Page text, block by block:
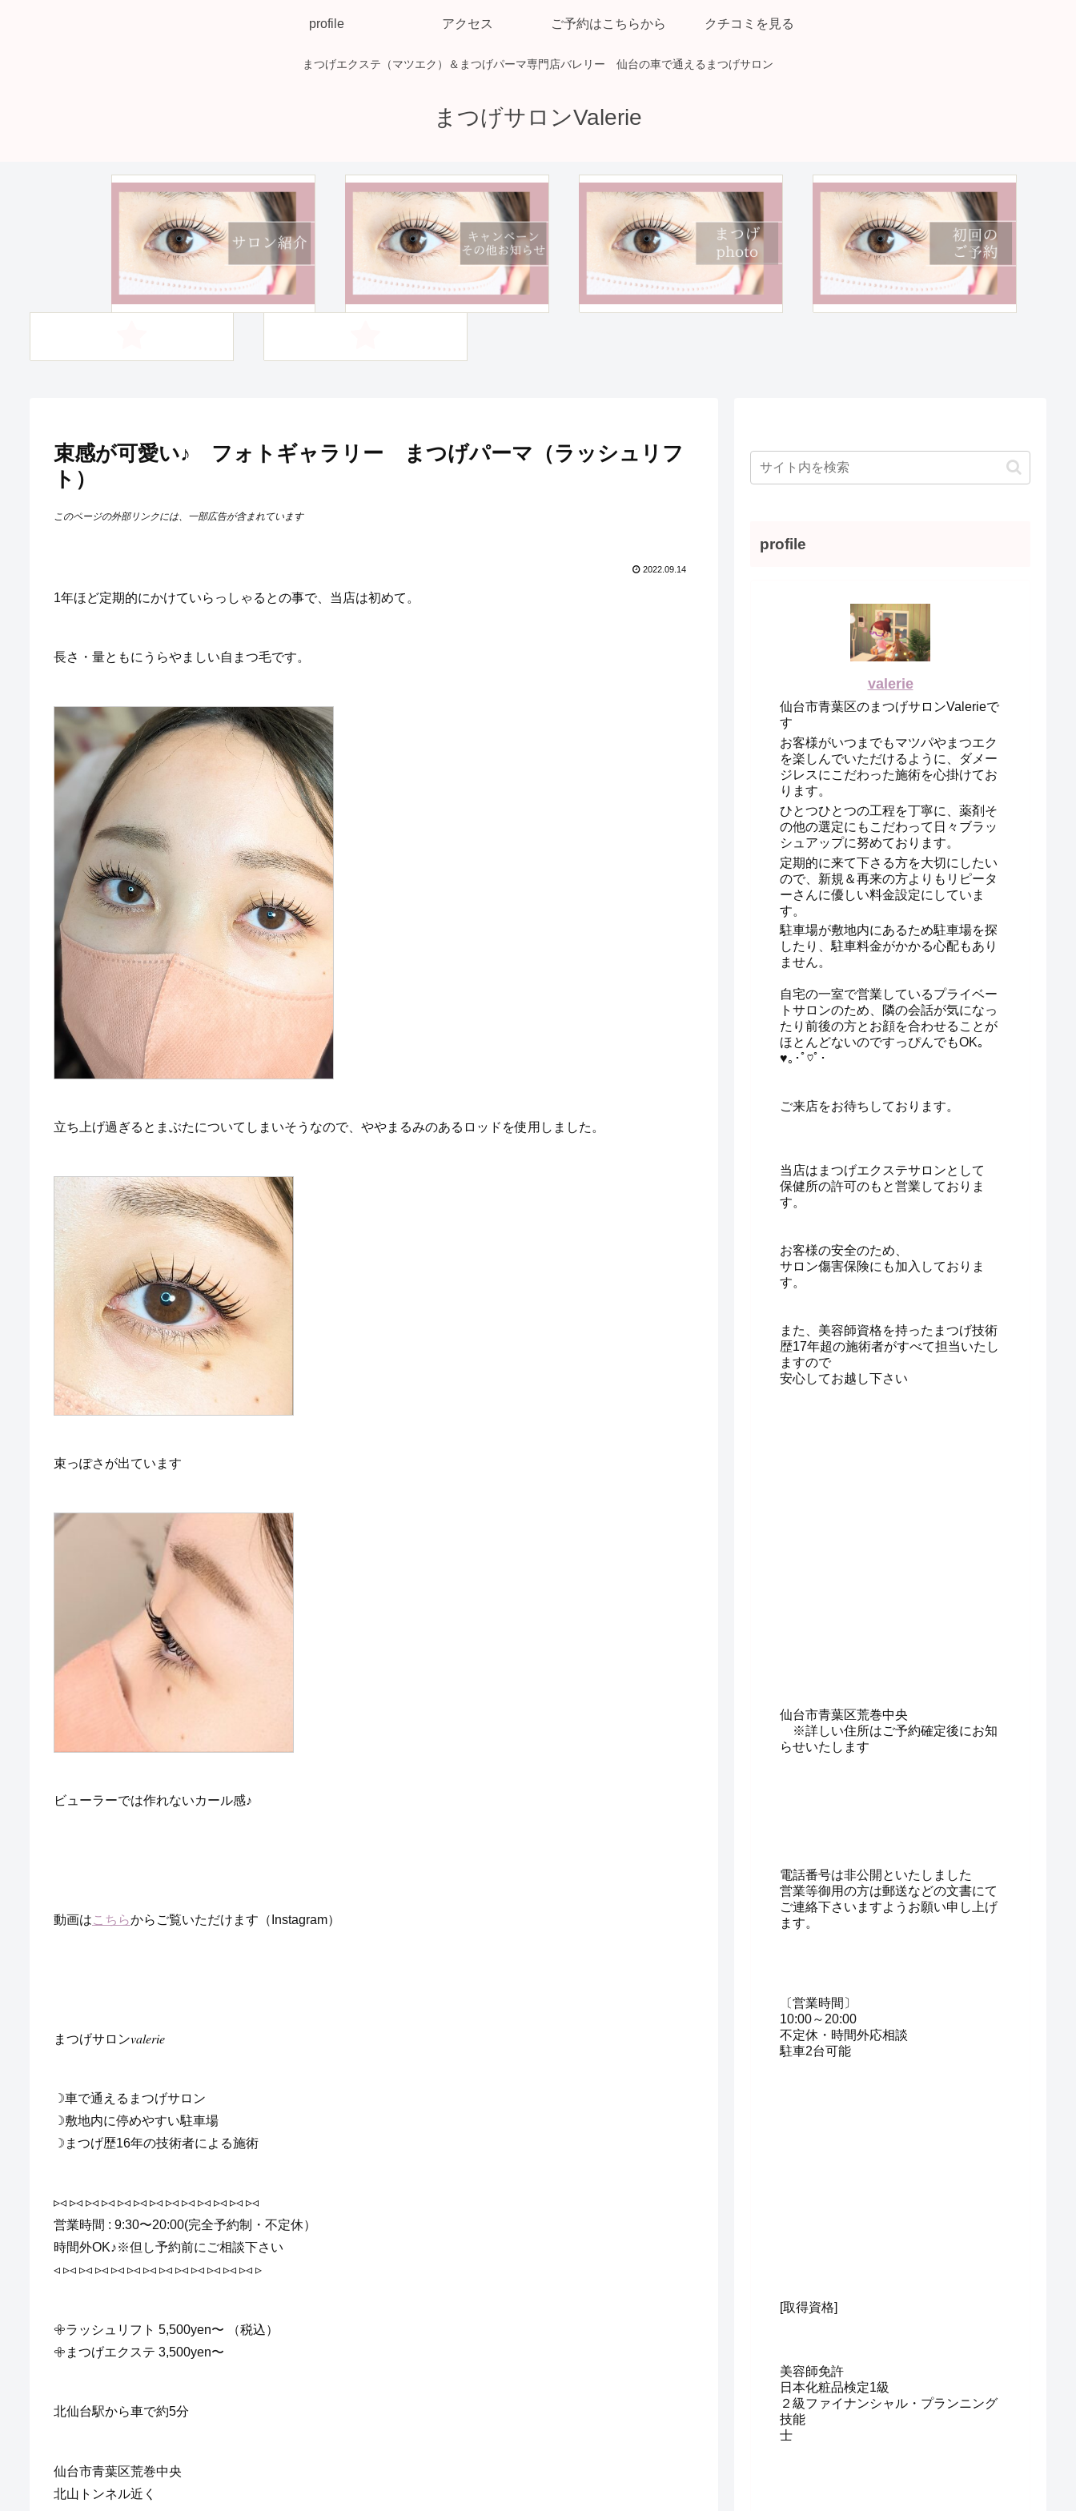
まつげエクステ（マツエク）＆まつげパーマ専門店バレリー 仙台の車で通えるまつげサロン
まつげサロンValerie
profile アクセス ご予約はこちらから クチコミを見る
束感が可愛い♪ フォトギャラリー まつげパーマ（ラッシュリフ
ト）
このページの外部リンクには、一部広告が含まれています
2022.09.14
1年ほど定期的にかけていらっしゃるとの事で、当店は初めて。
長さ・量ともにうらやましい自まつ毛です。
立ち上げ過ぎるとまぶたについてしまいそうなので、ややまるみのあるロッドを使用しました。
束っぽさが出ています
ビューラーでは作れないカール感♪
動画はこちらからご覧いただけます（Instagram）
まつげサロン𝑣𝑎𝑙𝑒𝑟𝑖𝑒
☽車で通えるまつげサロン
☽敷地内に停めやすい駐車場
☽まつげ歴16年の技術者による施術
▹◃ ▹◃ ▹◃ ▹◃ ▹◃ ▹◃ ▹◃ ▹◃ ▹◃ ▹◃ ▹◃ ▹◃ ▹◃
営業時間 : 9:30〜20:00(完全予約制・不定休）
時間外OK♪※但し予約前にご相談下さい
◃ ▹◃ ▹◃ ▹◃ ▹◃ ▹◃ ▹◃ ▹◃ ▹◃ ▹◃ ▹◃ ▹◃ ▹◃ ▹
𖧷ラッシュリフト 5,500yen〜 （税込）
𖧷まつげエクステ 3,500yen〜
北仙台駅から車で約5分
仙台市青葉区荒巻中央
北山トンネル近く
profile
valerie
仙台市青葉区のまつげサロンValerieで
す
お客様がいつまでもマツパやまつエク
を楽しんでいただけるように、ダメー
ジレスにこだわった施術を心掛けてお
ります。
ひとつひとつの工程を丁寧に、薬剤そ
の他の選定にもこだわって日々ブラッ
シュアップに努めております。
定期的に来て下さる方を大切にしたい
ので、新規＆再来の方よりもリピータ
ーさんに優しい料金設定にしていま
す。
駐車場が敷地内にあるため駐車場を探
したり、駐車料金がかかる心配もあり
ません。
自宅の一室で営業しているプライベー
トサロンのため、隣の会話が気になっ
たり前後の方とお顔を合わせることが
ほとんどないのですっぴんでもOK｡
♥｡･ﾟ♡ﾟ･
ご来店をお待ちしております。
当店はまつげエクステサロンとして
保健所の許可のもと営業しておりま
す。
お客様の安全のため、
サロン傷害保険にも加入しておりま
す。
また、美容師資格を持ったまつげ技術
歴17年超の施術者がすべて担当いたし
ますので
安心してお越し下さい
仙台市青葉区荒巻中央
※詳しい住所はご予約確定後にお知
らせいたします
電話番号は非公開といたしました
営業等御用の方は郵送などの文書にて
ご連絡下さいますようお願い申し上げ
ます。
〔営業時間〕
10:00～20:00
不定休・時間外応相談
駐車2台可能
[取得資格]
美容師免許
日本化粧品検定1級
２級ファイナンシャル・プランニング
技能
士